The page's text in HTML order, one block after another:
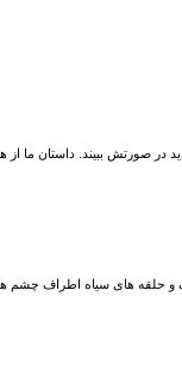
صورتش ببیند. داستان ما
و حلقه های سیاه اطراف